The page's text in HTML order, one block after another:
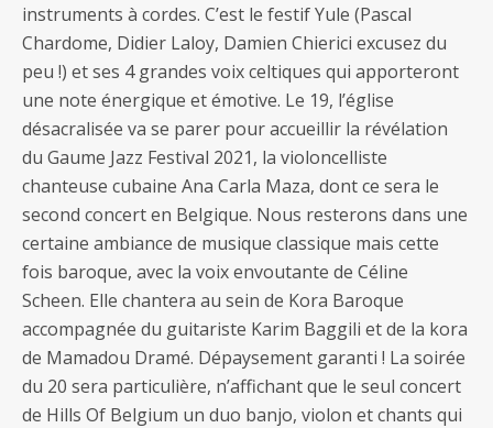
instruments à cordes. C’est le festif Yule (Pascal
Chardome, Didier Laloy, Damien Chierici excusez du
peu !) et ses 4 grandes voix celtiques qui apporteront
une note énergique et émotive. Le 19, l’église
désacralisée va se parer pour accueillir la révélation
du Gaume Jazz Festival 2021, la violoncelliste
chanteuse cubaine Ana Carla Maza, dont ce sera le
second concert en Belgique. Nous resterons dans une
certaine ambiance de musique classique mais cette
fois baroque, avec la voix envoutante de Céline
Scheen. Elle chantera au sein de Kora Baroque
accompagnée du guitariste Karim Baggili et de la kora
de Mamadou Dramé. Dépaysement garanti ! La soirée
du 20 sera particulière, n’affichant que le seul concert
de Hills Of Belgium un duo banjo, violon et chants qui